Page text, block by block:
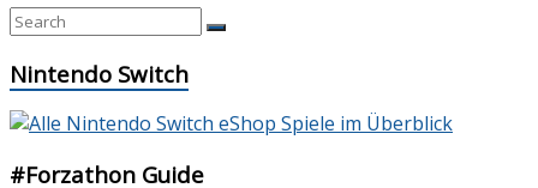
Nintendo Switch
#Forzathon Guide